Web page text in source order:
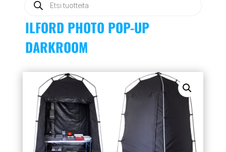
search
ILFORD PHOTO POP-UP
DARKROOM
Art Link Ruby
valokuvakehys, punainen
14,90
LISÄÄ